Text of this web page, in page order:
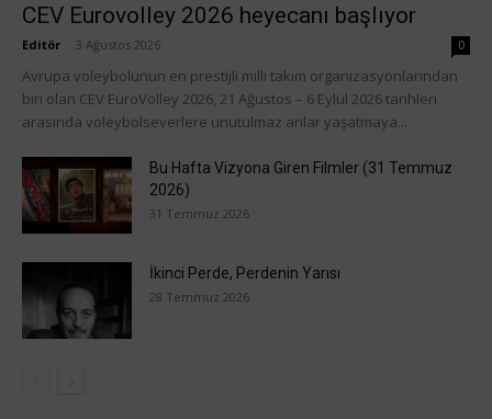
CEV Eurovolley 2026 heyecanı başlıyor
Editör 3 Ağustos 2026 0
Avrupa voleybolunun en prestijli milli takım organizasyonlarından
biri olan CEV EuroVolley 2026, 21 Ağustos – 6 Eylül 2026 tarihleri
arasında voleybolseverlere unutulmaz anlar yaşatmaya...
Bu Hafta Vizyona Giren Filmler (31 Temmuz
2026)
31 Temmuz 2026
İkinci Perde, Perdenin Yarısı
28 Temmuz 2026